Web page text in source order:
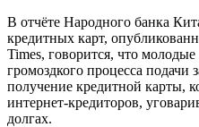
В отчёте Народного банка
кредитных карт,
Times, говорится, что
громоздкого процесса подачи
получение кредитной карты,
интернет-кредиторов,
долгах.